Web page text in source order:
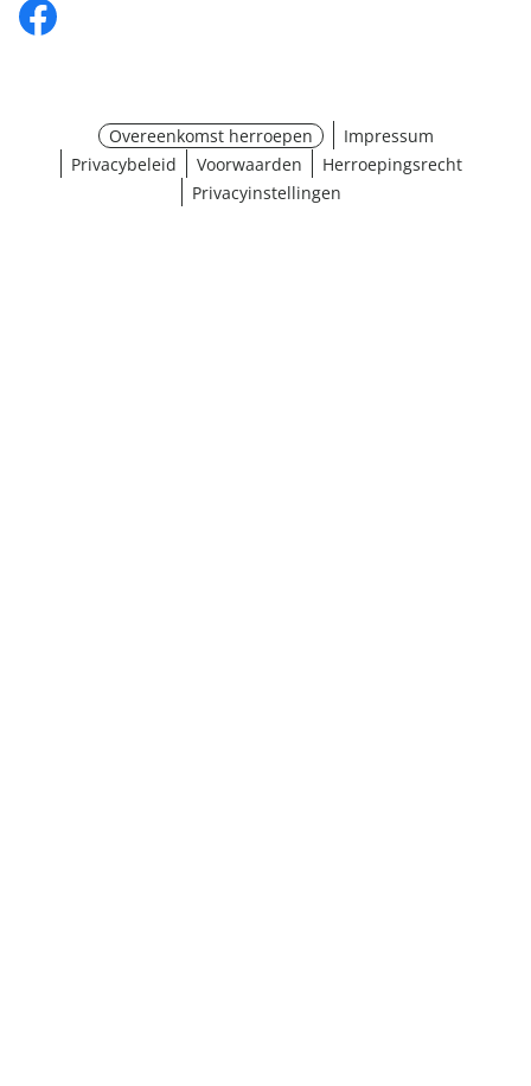
Overeenkomst herroepen
Impressum
Privacybeleid
Voorwaarden
Herroepingsrecht
Privacyinstellingen